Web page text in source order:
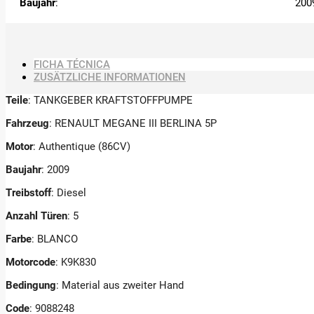
Baujahr:
FICHA TÉCNICA
ZUSÄTZLICHE INFORMATIONEN
Teile: TANKGEBER KRAFTSTOFFPUMPE
Fahrzeug: RENAULT MEGANE III BERLINA 5P
Motor: Authentique (86CV)
Baujahr: 2009
Treibstoff: Diesel
Anzahl Türen: 5
Farbe: BLANCO
Motorcode: K9K830
Bedingung: Material aus zweiter Hand
Code: 9088248